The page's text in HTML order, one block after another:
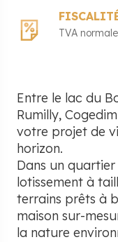
TVA normale
Entre le lac du
Rumilly,
votre projet de
horizon.
Dans un
lotissement à
terrains prêts à
maison sur-
la nature